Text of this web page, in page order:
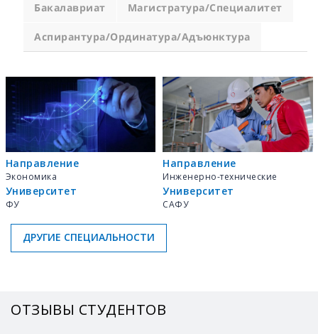
Бакалавриат Магистратура/Специалитет
Аспирантура/Ординатура/Адъюнктура
Направление
Экономика
Университет
ФУ
Направление
Инженерно-технические
Университет
САФУ
ДРУГИЕ СПЕЦИАЛЬНОСТИ
ОТЗЫВЫ СТУДЕНТОВ